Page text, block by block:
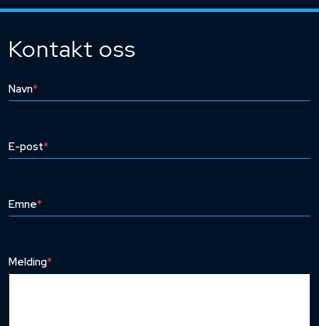
Kontakt oss
Navn*
E-post*
Emne*
Melding*